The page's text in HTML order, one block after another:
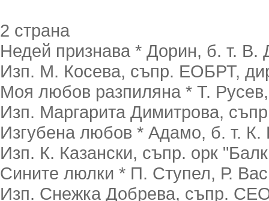
2 страна
Недей признава * Дорин, б. т. В.
Изп. М. Косева, съпр. ЕОБРТ,
Моя любов разпиляна * Т.
Изп. Маргарита Димитрова,
Изгубена любов * Адамо, б. т. К.
Изп. К. Казански, съпр. орк
Сините люлки * П. Ступел, Р.
Изп. Снежка Добрева, съпр.